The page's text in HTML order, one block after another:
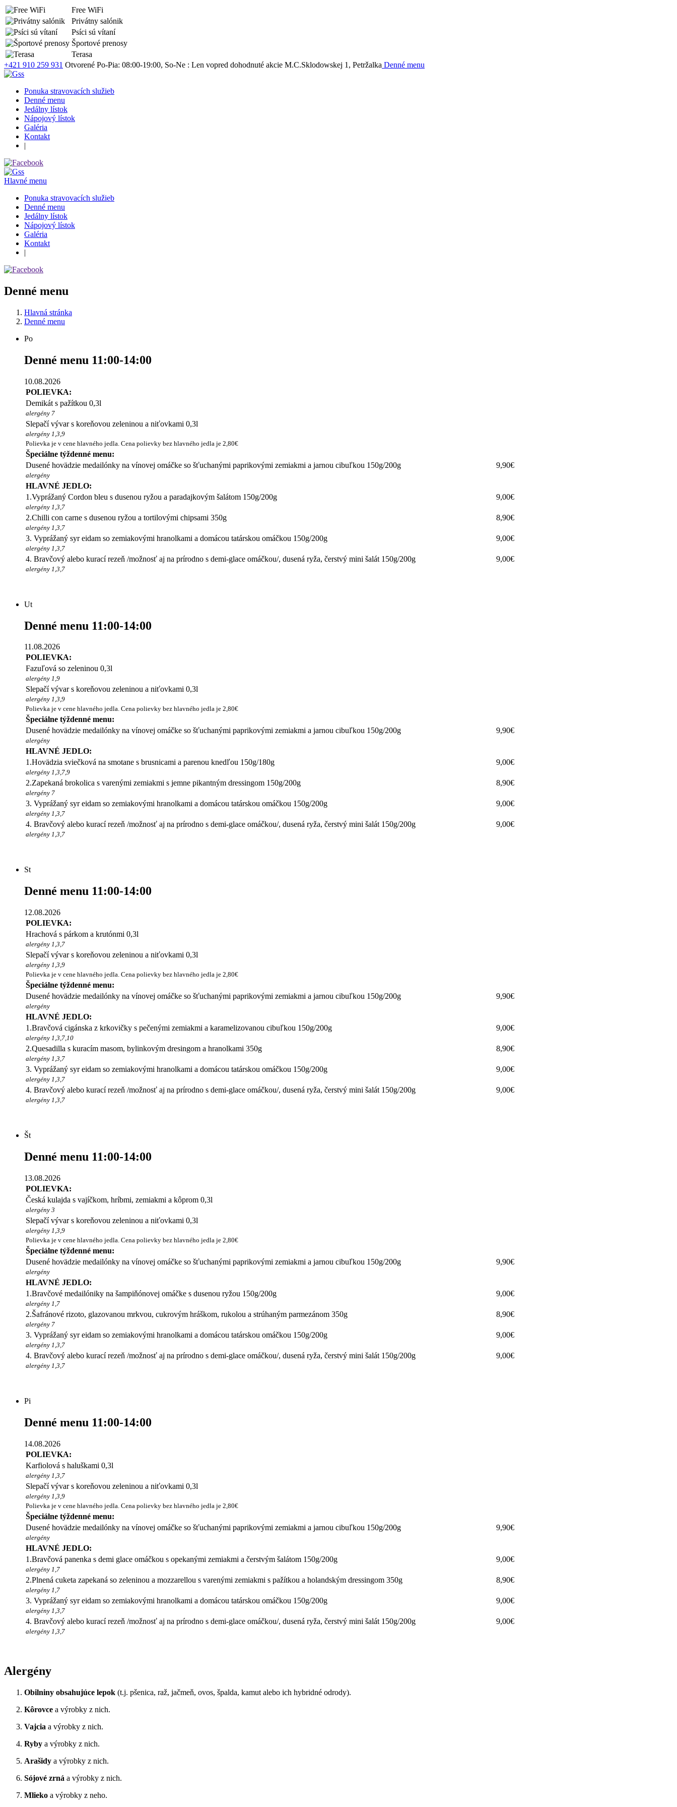
Free WiFi
Privátny salónik
Psíci sú vítaní
Športové prenosy
Terasa
+421 910 259 931 Otvorené Po-Pia: 08:00-19:00, So-Ne : Len vopred dohodnuté akcie M.C.Sklodowskej 1, Petržalka Denné menu
Ponuka stravovacích služieb
Denné menu
Jedálny lístok
Nápojový lístok
Galéria
Kontakt
|
Hlavné menu
Ponuka stravovacích služieb
Denné menu
Jedálny lístok
Nápojový lístok
Galéria
Kontakt
|
Denné menu
Hlavná stránka
Denné menu
Po
Denné menu 11:00-14:00
10.08.2026
POLIEVKA:
Demikát s pažítkou 0,3l
alergény 7
Slepačí vývar s koreňovou zeleninou a niťovkami 0,3l
alergény 1,3,9
Polievka je v cene hlavného jedla. Cena polievky bez hlavného jedla je 2,80€
Špeciálne týždenné menu:
Dusené hovädzie medailónky na vínovej omáčke so šťuchanými paprikovými zemiakmi a jarnou cibuľkou 150g/200g
9,90€
alergény
HLAVNÉ JEDLO:
1.Vyprážaný Cordon bleu s dusenou ryžou a paradajkovým šalátom 150g/200g
9,00€
alergény 1,3,7
2.Chilli con carne s dusenou ryžou a tortilovými chipsami 350g 8,90€
alergény 1,3,7
3. Vyprážaný syr eidam so zemiakovými hranolkami a domácou tatárskou omáčkou 150g/200g 9,00€
alergény 1,3,7
4. Bravčový alebo kurací rezeň /možnosť aj na prírodno s demi-glace omáčkou/, dusená ryža, čerstvý mini šalát 150g/200g 9,00€
alergény 1,3,7
Ut
Denné menu 11:00-14:00
11.08.2026
POLIEVKA:
Fazuľová so zeleninou 0,3l
alergény 1,9
Slepačí vývar s koreňovou zeleninou a niťovkami 0,3l
alergény 1,3,9
Polievka je v cene hlavného jedla. Cena polievky bez hlavného jedla je 2,80€
Špeciálne týždenné menu:
Dusené hovädzie medailónky na vínovej omáčke so šťuchanými paprikovými zemiakmi a jarnou cibuľkou 150g/200g
9,90€
alergény
HLAVNÉ JEDLO:
1.Hovädzia sviečková na smotane s brusnicami a parenou knedľou 150g/180g
9,00€
alergény 1,3,7,9
2.Zapekaná brokolica s varenými zemiakmi s jemne pikantným dressingom 150g/200g 8,90€
alergény 7
3. Vyprážaný syr eidam so zemiakovými hranolkami a domácou tatárskou omáčkou 150g/200g 9,00€
alergény 1,3,7
4. Bravčový alebo kurací rezeň /možnosť aj na prírodno s demi-glace omáčkou/, dusená ryža, čerstvý mini šalát 150g/200g 9,00€
alergény 1,3,7
St
Denné menu 11:00-14:00
12.08.2026
POLIEVKA:
Hrachová s párkom a krutónmi 0,3l
alergény 1,3,7
Slepačí vývar s koreňovou zeleninou a niťovkami 0,3l
alergény 1,3,9
Polievka je v cene hlavného jedla. Cena polievky bez hlavného jedla je 2,80€
Špeciálne týždenné menu:
Dusené hovädzie medailónky na vínovej omáčke so šťuchanými paprikovými zemiakmi a jarnou cibuľkou 150g/200g
9,90€
alergény
HLAVNÉ JEDLO:
1.Bravčová cigánska z krkovičky s pečenými zemiakmi a karamelizovanou cibuľkou 150g/200g
9,00€
alergény 1,3,7,10
2.Quesadilla s kuracím masom, bylinkovým dresingom a hranolkami 350g 8,90€
alergény 1,3,7
3. Vyprážaný syr eidam so zemiakovými hranolkami a domácou tatárskou omáčkou 150g/200g 9,00€
alergény 1,3,7
4. Bravčový alebo kurací rezeň /možnosť aj na prírodno s demi-glace omáčkou/, dusená ryža, čerstvý mini šalát 150g/200g 9,00€
alergény 1,3,7
Št
Denné menu 11:00-14:00
13.08.2026
POLIEVKA:
Česká kulajda s vajíčkom, hríbmi, zemiakmi a kôprom 0,3l
alergény 3
Slepačí vývar s koreňovou zeleninou a niťovkami 0,3l
alergény 1,3,9
Polievka je v cene hlavného jedla. Cena polievky bez hlavného jedla je 2,80€
Špeciálne týždenné menu:
Dusené hovädzie medailónky na vínovej omáčke so šťuchanými paprikovými zemiakmi a jarnou cibuľkou 150g/200g
9,90€
alergény
HLAVNÉ JEDLO:
1.Bravčové medailóniky na šampiňónovej omáčke s dusenou ryžou 150g/200g
9,00€
alergény 1,7
2.Šafránové rizoto, glazovanou mrkvou, cukrovým hráškom, rukolou a strúhaným parmezánom 350g 8,90€
alergény 7
3. Vyprážaný syr eidam so zemiakovými hranolkami a domácou tatárskou omáčkou 150g/200g 9,00€
alergény 1,3,7
4. Bravčový alebo kurací rezeň /možnosť aj na prírodno s demi-glace omáčkou/, dusená ryža, čerstvý mini šalát 150g/200g 9,00€
alergény 1,3,7
Pi
Denné menu 11:00-14:00
14.08.2026
POLIEVKA:
Karfiolová s haluškami 0,3l
alergény 1,3,7
Slepačí vývar s koreňovou zeleninou a niťovkami 0,3l
alergény 1,3,9
Polievka je v cene hlavného jedla. Cena polievky bez hlavného jedla je 2,80€
Špeciálne týždenné menu:
Dusené hovädzie medailónky na vínovej omáčke so šťuchanými paprikovými zemiakmi a jarnou cibuľkou 150g/200g
9,90€
alergény
HLAVNÉ JEDLO:
1.Bravčová panenka s demi glace omáčkou s opekanými zemiakmi a čerstvým šalátom 150g/200g
9,00€
alergény 1,7
2.Plnená cuketa zapekaná so zeleninou a mozzarellou s varenými zemiakmi s pažítkou a holandským dressingom 350g 8,90€
alergény 1,7
3. Vyprážaný syr eidam so zemiakovými hranolkami a domácou tatárskou omáčkou 150g/200g 9,00€
alergény 1,3,7
4. Bravčový alebo kurací rezeň /možnosť aj na prírodno s demi-glace omáčkou/, dusená ryža, čerstvý mini šalát 150g/200g 9,00€
alergény 1,3,7
Alergény
Obilniny obsahujúce lepok (t.j. pšenica, raž, jačmeň, ovos, špalda, kamut alebo ich hybridné odrody).
Kôrovce a výrobky z nich.
Vajcia a výrobky z nich.
Ryby a výrobky z nich.
Arašidy a výrobky z nich.
Sójové zrná a výrobky z nich.
Mlieko a výrobky z neho.